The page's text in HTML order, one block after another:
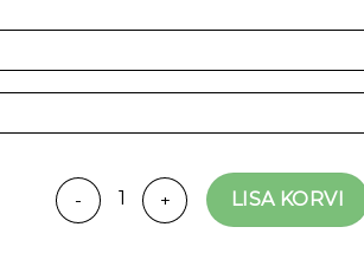
Kontinentaalvoodi MauroLISA KORVI